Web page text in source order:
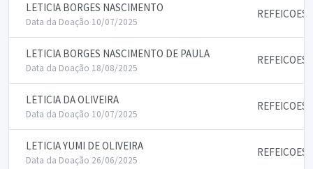
LETICIA BORGES NASCIMENTO
Data da Doação 10/07/2025
REFEICOES
LETICIA BORGES NASCIMENTO DE PAULA
Data da Doação 18/08/2025
REFEICOES
LETICIA DA OLIVEIRA
Data da Doação 10/07/2025
REFEICOES
LETICIA YUMI DE OLIVEIRA
Data da Doação 26/06/2025
REFEICOES